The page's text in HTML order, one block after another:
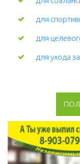
для
для
для ухода